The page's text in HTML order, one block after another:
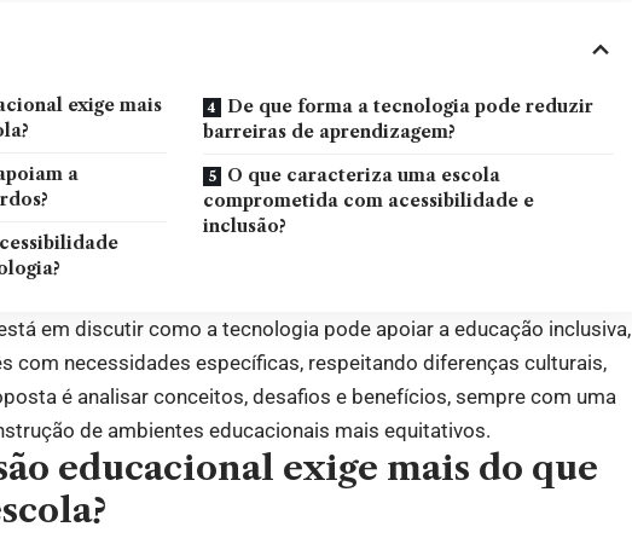
exige mais
a
De que forma a tecnologia pode reduzir
barreiras de aprendizagem?
O que caracteriza uma escola
comprometida com acessibilidade e
inclusão?
em discutir como a tecnologia pode apoiar a educação inclusiva,
com necessidades específicas, respeitando diferenças culturais,
é analisar conceitos, desafios e benefícios, sempre com uma
de ambientes educacionais mais equitativos.
educacional exige mais do que